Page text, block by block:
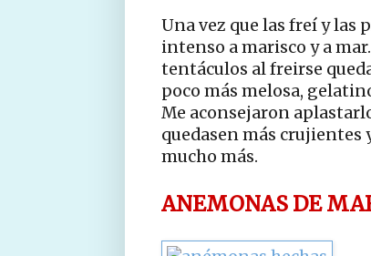
Una vez que las freí y las
intenso a marisco y a
tentáculos al freirse
poco más melosa,
Me aconsejaron
quedasen más crujientes
mucho más.
ANEMONAS DE